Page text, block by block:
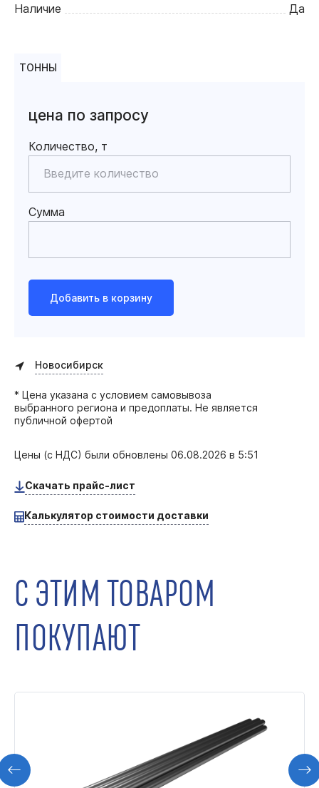
Наличие
Да
ТОННЫ
цена по запросу
Количество, т
Сумма
Добавить в корзину
Новосибирск
* Цена указана с условием самовывоза
выбранного региона и предоплаты. Не является
публичной офертой
Цены (с НДС) были обновлены 06.08.2026 в 5:51
Скачать прайс-лист
Калькулятор стоимости доставки
С ЭТИМ ТОВАРОМ
ПОКУПАЮТ